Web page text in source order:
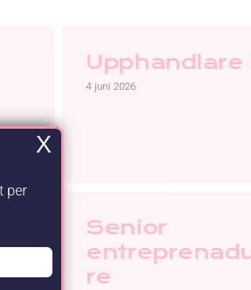
Upphandlare
4 juni 2026
Senior
re
per
X